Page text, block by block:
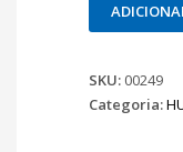
SKU: 00249
Categoria: